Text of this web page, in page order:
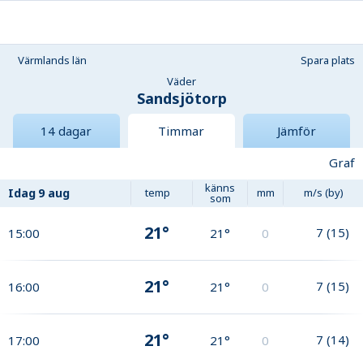
Värmlands län
Spara plats
Väder
Sandsjötorp
14 dagar Timmar
Jämför
Graf
Idag 9 aug temp känns
som mm m/s (by)
15:00 21° 21° 0 7 (15)
16:00 21° 21° 0 7 (15)
17:00 21° 21° 0 7 (14)